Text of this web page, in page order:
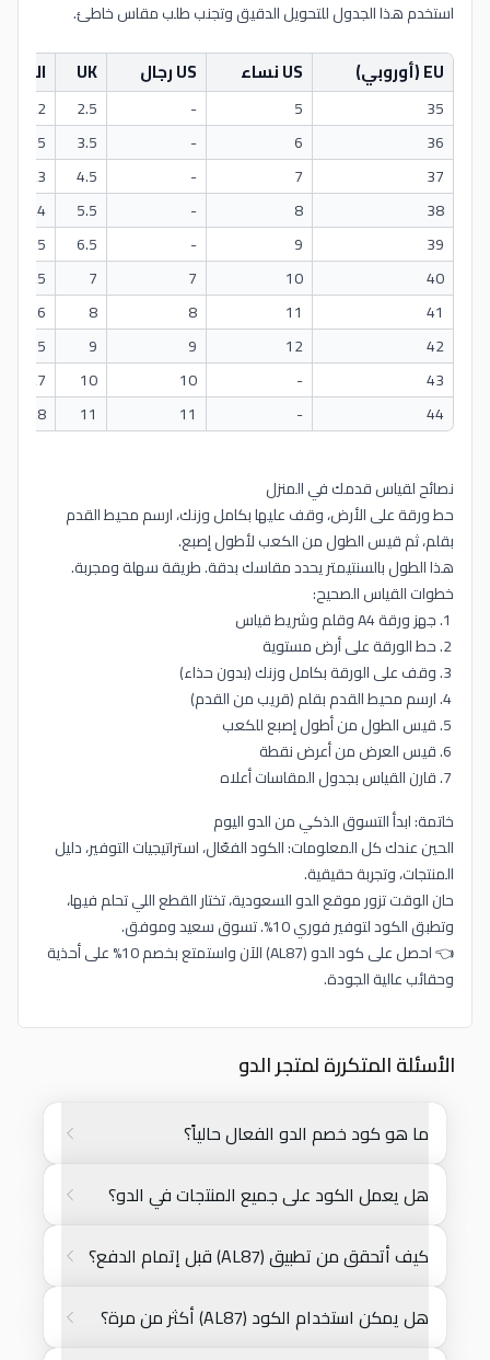
استخدم هذا الجدول للتحويل الدقيق وتجنب طلب مقاس خاطئ.
EU (أوروبي) US نساء US رجال UK
35
5
-
2.5
22 سم
36
6
-
3.5
22.5 سم
37
7
-
4.5
23 سم
38
8
-
5.5
24 سم
39
9
-
6.5
24.5 سم
40
10
7
7
25 سم
41
11
8
8
26 سم
42
12
9
9
26.5 سم
43
-
10
10
27 سم
44
-
11
11 28 سم
نصائح لقياس قدمك في المنزل
حط ورقة على الأرض، وقف عليها بكامل وزنك، ارسم محيط القدم
بقلم، ثم قيس الطول من الكعب لأطول إصبع.
هذا الطول بالسنتيمتر يحدد مقاسك بدقة. طريقة سهلة ومجربة.
خطوات القياس الصحيح:
جهز ورقة A4 وقلم وشريط قياس
حط الورقة على أرض مستوية
وقف على الورقة بكامل وزنك (بدون حذاء)
ارسم محيط القدم بقلم (قريب من القدم)
قيس الطول من أطول إصبع للكعب
قيس العرض من أعرض نقطة
قارن القياس بجدول المقاسات أعلاه
خاتمة: ابدأ التسوق الذكي من الدو اليوم
الحين عندك كل المعلومات: الكود الفعّال، استراتيجيات التوفير، دليل
المنتجات، وتجربة حقيقية.
حان الوقت تزور موقع الدو السعودية، تختار القطع اللي تحلم فيها،
وتطبق الكود لتوفير فوري 10%. تسوق سعيد وموفق.
👈 احصل على كود الدو (AL87) الآن واستمتع بخصم 10% على أحذية
وحقائب عالية الجودة.
الأسئلة المتكررة لمتجر الدو
ما هو كود خصم الدو الفعال حالياً؟
هل يعمل الكود على جميع المنتجات في الدو؟
كيف أتحقق من تطبيق (AL87) قبل إتمام الدفع؟
هل يمكن استخدام الكود (AL87) أكثر من مرة؟